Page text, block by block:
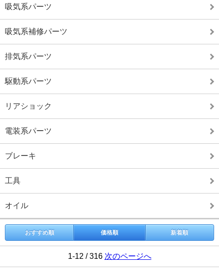
吸気系パーツ
吸気系補修パーツ
排気系パーツ
駆動系パーツ
リアショック
電装系パーツ
ブレーキ
工具
オイル
おすすめ順 価格順 新着順
1-12 / 316 次のページへ